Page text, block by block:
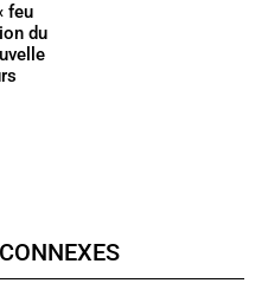
feu
du